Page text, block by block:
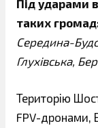
Під ударами
таких
Середина-
Глухівська,
Територію
FPV-дронами,